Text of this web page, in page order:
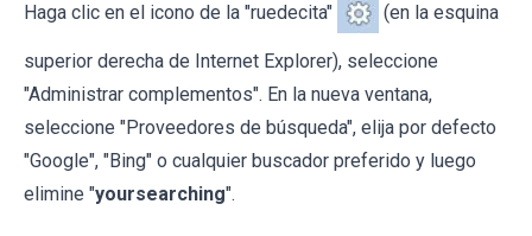
Haga clic en el icono de la "ruedecita" (en la esquina
superior derecha de Internet Explorer), seleccione
"Administrar complementos". En la nueva ventana,
seleccione "Proveedores de búsqueda", elija por defecto
"Google", "Bing" o cualquier buscador preferido y luego
elimine "yoursearching".